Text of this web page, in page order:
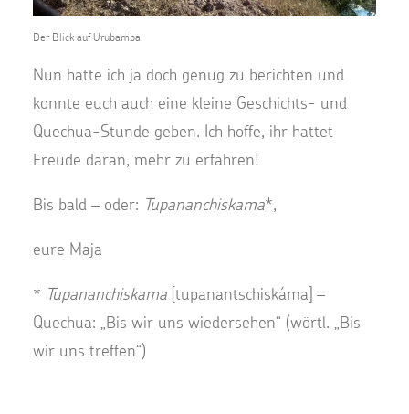
Der Blick auf Urubamba
Nun hatte ich ja doch genug zu berichten und
konnte euch auch eine kleine Geschichts- und
Quechua-Stunde geben. Ich hoffe, ihr hattet
Freude daran, mehr zu erfahren!
Bis bald – oder: Tupananchiskama*,
eure Maja
* Tupananchiskama [tupanantschiskáma] –
Quechua: „Bis wir uns wiedersehen“ (wörtl. „Bis
wir uns treffen“)